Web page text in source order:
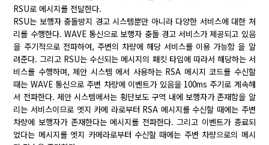
RSU로 메시지를 전달한다.
RSU는 보행자 충돌방지 경고 시스템뿐만 아니라 다양한 서비스에 대한 처
리를 수행한다. WAVE 통신으로 보행자 충돌 경고 서비스가 제공되고 있음
을 주기적으로 전파하여, 주변의 차량에 해당 서비스를 이용 가능함 을 알
려준다. 그리고 RSU는 수신되는 메시지의 패킷 타입에 따라서 해당하는 서
비스를 수행하며, 제안 시스템 에서 사용하는 RSA 메시지 코드를 수신할
때는 WAVE 통신으로 주변 차량에 이벤트가 있음을 100ms 주기로 계속해
서 전파한다. 제안 시스템에서는 횡단보도 구역 내에 보행자가 존재함을 알
리는 서비스이므로 엣지 카메 라로부터 RSA 메시지를 수신할 때에는 주변
차량에 보행자가 존재한다는 메시지를 전파한다. 그리고 이벤트가 종료되
었다는 메시지를 엣지 카메라로부터 수신할 때에는 주변 차량으로의 메시